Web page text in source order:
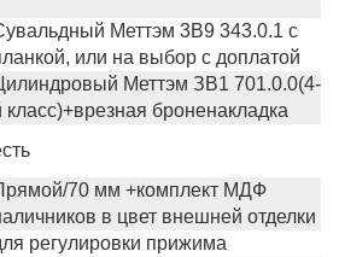
Меттэм 3В9 343.0.1 с
или на выбор с доплатой
Меттэм ЗВ1 701.0.0(4-
класс)+врезная броненакладка
70 мм +комплект МДФ
в цвет внешней отделки
регулировки прижима